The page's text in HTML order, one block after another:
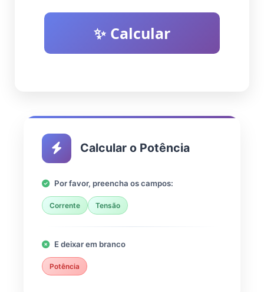
✨ Calcular
Calcular o Potência
Por favor, preencha os campos:
Corrente Tensão
E deixar em branco
Potência